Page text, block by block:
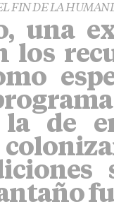
FIN DE LA
una
los
de